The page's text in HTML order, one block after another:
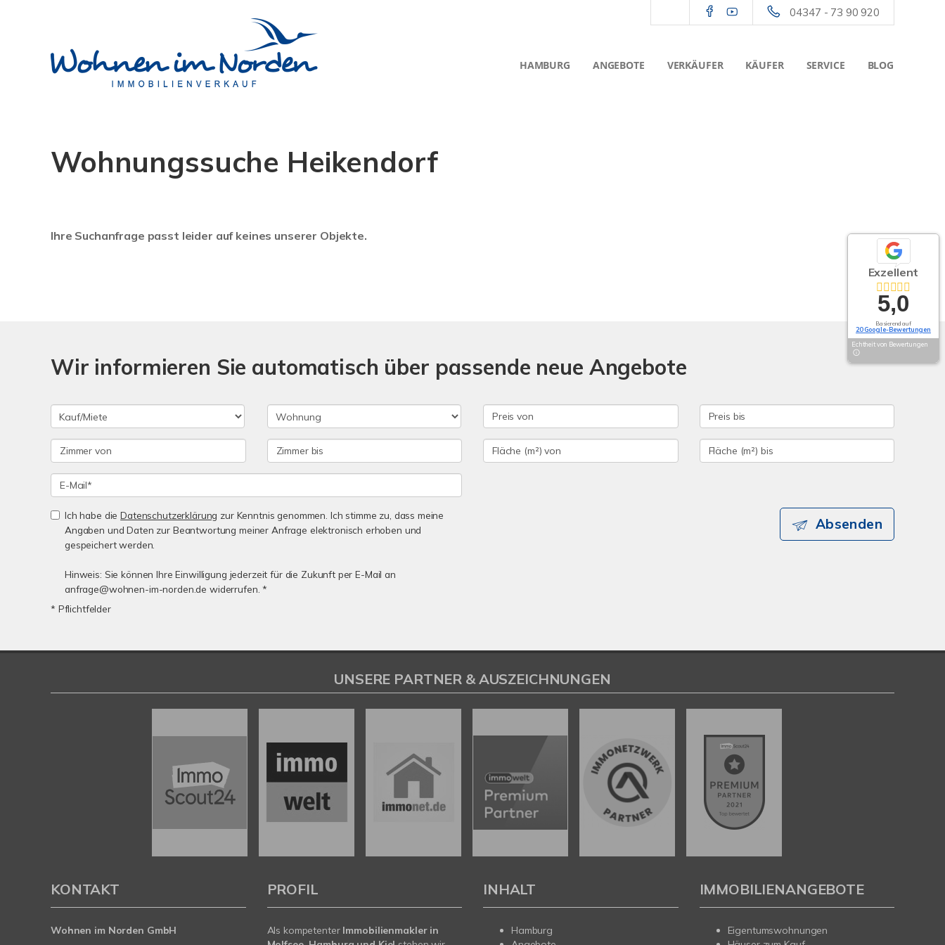
04347 - 73 90 920
HAMBURG ANGEBOTE VERKÄUFER KÄUFER SERVICE BLOG
Wohnungssuche Heikendorf
Ihre Suchanfrage passt leider auf keines unserer Objekte.
Wir informieren Sie automatisch über passende neue Angebote
Ich habe dieDatenschutzerklärung zur Kenntnis genommen. Ich stimme zu, dass meine
Angaben und Daten zur Beantwortung meiner Anfrage elektronisch erhoben und
gespeichert werden.
Hinweis: Sie können Ihre Einwilligung jederzeit für die Zukunft per E-Mail an
anfrage@wohnen-im-norden.de widerrufen. *
* Pflichtfelder
Absenden
Exzellent
5,0
Basierend auf
20 Google-Bewertungen
Echtheit von Bewertungen
UNSERE PARTNER & AUSZEICHNUNGEN
KONTAKT
Wohnen im Norden GmbH
PROFIL
Als kompetenter Immobilienmakler in
INHALT
Hamburg
IMMOBILIENANGEBOTE
Eigentumswohnungen